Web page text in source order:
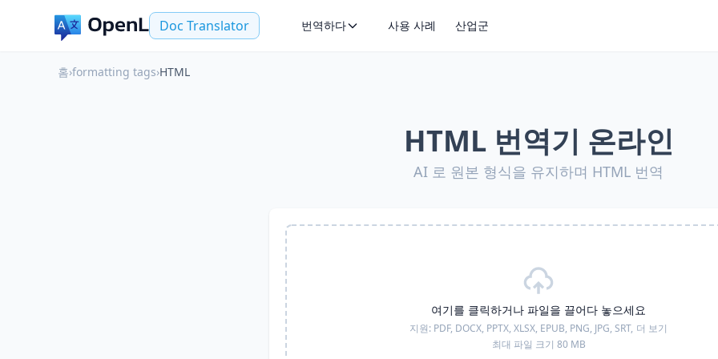
Doc Translator 번역하다 사용 사례 산업군
홈›formatting tags›HTML
HTML 번역기 온라인
AI 로 원본 형식을 유지하며 HTML 번역
여기를 클릭하거나 파일을 끌어다 놓으세요
지원: PDF, DOCX, PPTX, XLSX, EPUB, PNG, JPG, SRT, 더 보기
최대 파일 크기 80 MB